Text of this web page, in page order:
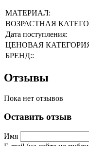
МАТЕРИАЛ:
ВОЗРАСТНАЯ
Дата поступления:
ЦЕНОВАЯ
БРЕНД::
Отзывы
Пока нет отзывов
Оставить отзыв
Имя